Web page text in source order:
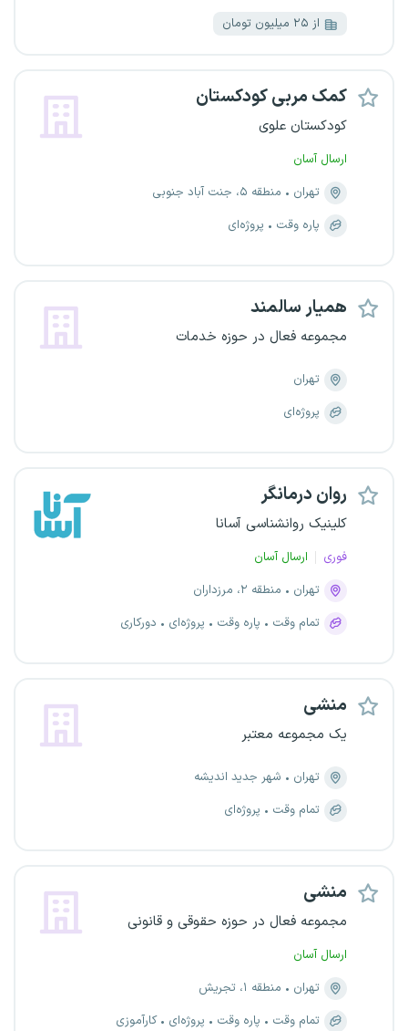
از ۲۵ میلیون تومان
کمک مربی کودکستان
کودکستان علوی
ارسال آسان
تهران
منطقه ۵، جنت آباد جنوبی
پاره وقت
پروژه‌ای
همیار سالمند
مجموعه فعال در حوزه خدمات
تهران
پروژه‌ای
روان درمانگر
کلینیک روانشناسی آسانا
فوری
ارسال آسان
تهران
منطقه ۲، مرزداران
تمام وقت
پاره وقت پروژه‌ای دورکاری
منشی
یک مجموعه معتبر
تهران
شهر جدید اندیشه
تمام وقت
پروژه‌ای
منشی
مجموعه فعال در حوزه حقوقی و قانونی
ارسال آسان
تهران
منطقه ۱، تجریش
تمام وقت
پاره وقت پروژه‌ای کارآموزی